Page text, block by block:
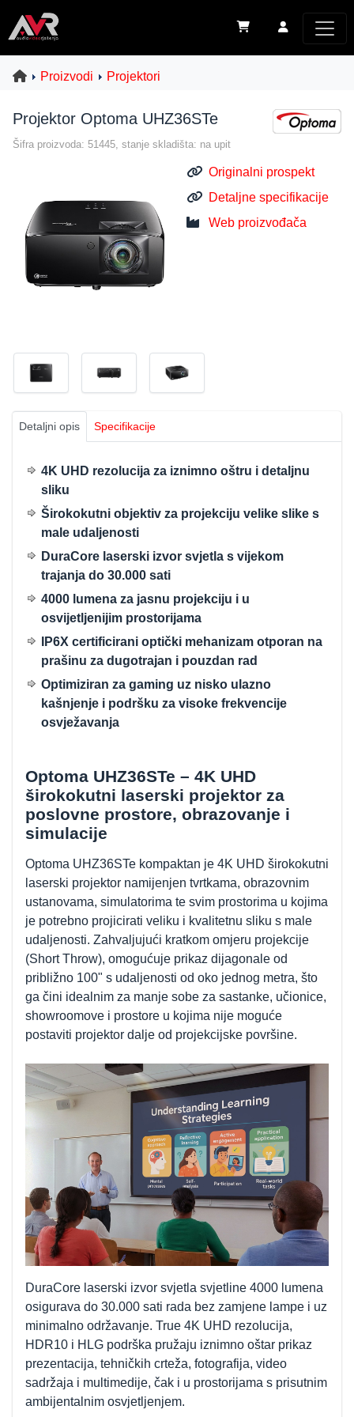
Proizvodi Projektori
Projektor Optoma UHZ36STe
Šifra proizvoda: 51445, stanje skladišta: na upit
Originalni prospekt
Detaljne specifikacije
Web proizvođača
Detaljni opis Specifikacije
4K UHD rezolucija za iznimno oštru i detaljnu
sliku
Širokokutni objektiv za projekciju velike slike s
male udaljenosti
DuraCore laserski izvor svjetla s vijekom
trajanja do 30.000 sati
4000 lumena za jasnu projekciju i u
osvijetljenijim prostorijama
IP6X certificirani optički mehanizam otporan na
prašinu za dugotrajan i pouzdan rad
Optimiziran za gaming uz nisko ulazno
kašnjenje i podršku za visoke frekvencije
osvježavanja
Optoma UHZ36STe – 4K UHD
širokokutni laserski projektor za
poslovne prostore, obrazovanje i
simulacije
Optoma UHZ36STe kompaktan je 4K UHD širokokutni
laserski projektor namijenjen tvrtkama, obrazovnim
ustanovama, simulatorima te svim prostorima u kojima
je potrebno projicirati veliku i kvalitetnu sliku s male
udaljenosti. Zahvaljujući kratkom omjeru projekcije
(Short Throw), omogućuje prikaz dijagonale od
približno 100" s udaljenosti od oko jednog metra, što
ga čini idealnim za manje sobe za sastanke, učionice,
showroomove i prostore u kojima nije moguće
postaviti projektor dalje od projekcijske površine.
DuraCore laserski izvor svjetla svjetline 4000 lumena
osigurava do 30.000 sati rada bez zamjene lampe i uz
minimalno održavanje. True 4K UHD rezolucija,
HDR10 i HLG podrška pružaju iznimno oštar prikaz
prezentacija, tehničkih crteža, fotografija, video
sadržaja i multimedije, čak i u prostorijama s prisutnim
ambijentalnim osvjetljenjem.